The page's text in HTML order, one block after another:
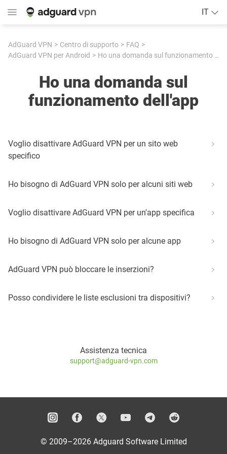
IT
AdGuard VPN Centro di supporto
FAQ
AdGuard VPN per Android
Ho una domanda sul funzionamento dell'app
Ho una domanda sul
funzionamento dell'app
Voglio disattivare AdGuard VPN per un sito web
specifico
Ho bisogno di AdGuard VPN solo per alcuni siti web
Voglio disattivare AdGuard VPN per un'app specifica
Ho bisogno di AdGuard VPN solo per alcune app
AdGuard VPN può bloccare le inserzioni?
Posso condividere le liste esclusioni tra dispositivi?
Assistenza tecnica
support@adguard-vpn.com
© 2009–2026 Adguard Software Limited